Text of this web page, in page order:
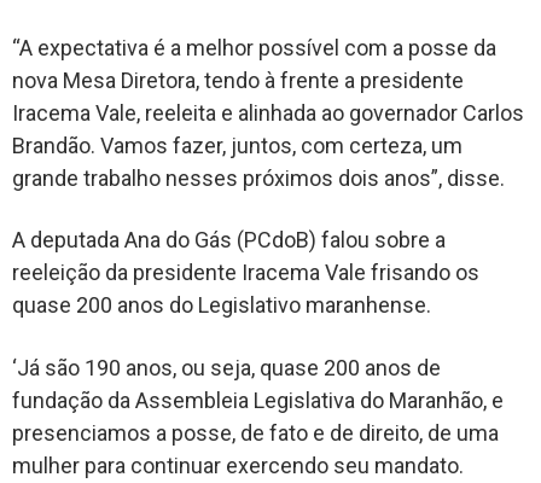
“A expectativa é a melhor possível com a posse da
nova Mesa Diretora, tendo à frente a presidente
Iracema Vale, reeleita e alinhada ao governador Carlos
Brandão. Vamos fazer, juntos, com certeza, um
grande trabalho nesses próximos dois anos”, disse.
A deputada Ana do Gás (PCdoB) falou sobre a
reeleição da presidente Iracema Vale frisando os
quase 200 anos do Legislativo maranhense.
‘Já são 190 anos, ou seja, quase 200 anos de
fundação da Assembleia Legislativa do Maranhão, e
presenciamos a posse, de fato e de direito, de uma
mulher para continuar exercendo seu mandato.